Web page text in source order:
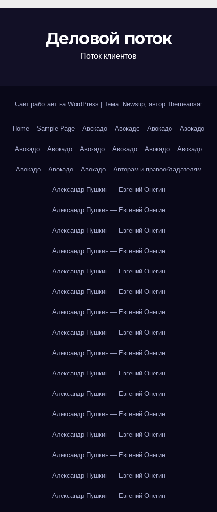
Деловой поток
Поток клиентов
Сайт работает на WordPress Тема: Newsup, автор Themeansar
Home Sample Page Авокадо Авокадо Авокадо Авокадо
Авокадо Авокадо Авокадо Авокадо Авокадо Авокадо
Авокадо Авокадо Авокадо Авторам и правообладателям
Александр Пушкин — Евгений Онегин
Александр Пушкин — Евгений Онегин
Александр Пушкин — Евгений Онегин
Александр Пушкин — Евгений Онегин
Александр Пушкин — Евгений Онегин
Александр Пушкин — Евгений Онегин
Александр Пушкин — Евгений Онегин
Александр Пушкин — Евгений Онегин
Александр Пушкин — Евгений Онегин
Александр Пушкин — Евгений Онегин
Александр Пушкин — Евгений Онегин
Александр Пушкин — Евгений Онегин
Александр Пушкин — Евгений Онегин
Александр Пушкин — Евгений Онегин
Александр Пушкин — Евгений Онегин
Александр Пушкин — Евгений Онегин